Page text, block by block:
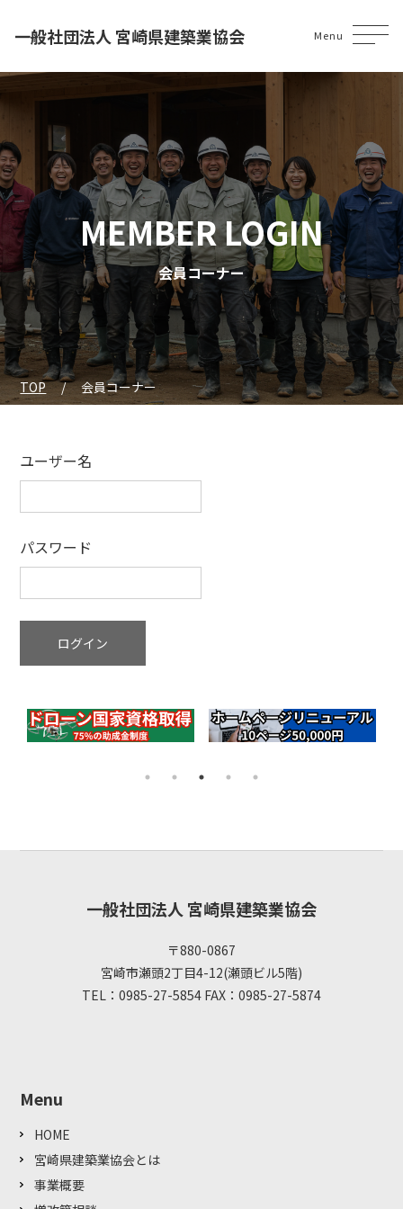
一般社団法人 宮崎県建築業協会 Menu
MEMBER LOGIN
会員コーナー
TOP 会員コーナー
ユーザー名
パスワード
一般社団法人 宮崎県建築業協会
〒880-0867
宮崎市瀬頭2丁目4-12(瀬頭ビル5階)
TEL：0985-27-5854 FAX：0985-27-5874
Menu
HOME
宮崎県建築業協会とは
事業概要